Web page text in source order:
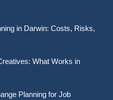
in Darwin: Costs, Risks,
What Works in
Planning for Job